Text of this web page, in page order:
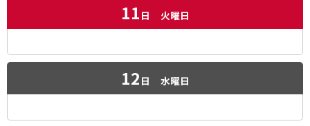
11 日 火曜日
12 日 水曜日